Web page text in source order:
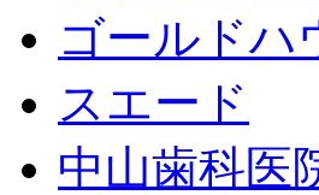
ゴールドハ
スエード
中山歯科医